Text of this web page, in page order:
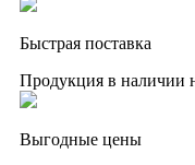
Быстрая поставка
Продукция в наличии
Выгодные цены